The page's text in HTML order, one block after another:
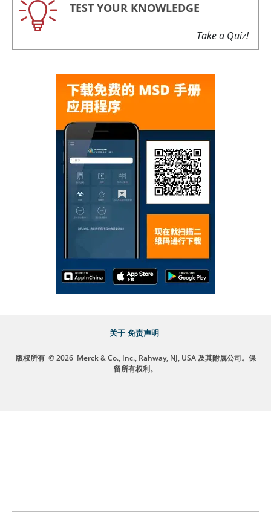
TEST YOUR KNOWLEDGE
Take a Quiz!
关于 免责声明
版权所有 © 2026 Merck & Co., Inc., Rahway, NJ, USA 及其附属公司。保
留所有权利。